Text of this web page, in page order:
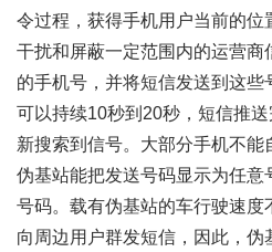
令过程，获得手机用户当前的位
干扰和屏蔽一定范围内的运营商
的手机号，并将短信发送到这
可以持续10秒到20秒，短信推
新搜索到信号。大部分手机不能
伪基站能把发送号码显示为任意
号码。载有伪基站的车行驶速度
向周边用户群发短信，因此，伪